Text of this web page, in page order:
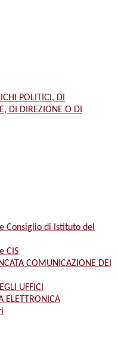
POLITICI, DI
DI DIREZIONE O DI
Consiglio di Istituto del
CIS
COMUNICAZIONE DEI
UFFICI
ELETTRONICA